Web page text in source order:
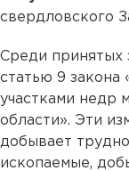
свердловского
Среди принятых
статью 9 закона
участками недр
области». Эти
добывает
ископаемые,